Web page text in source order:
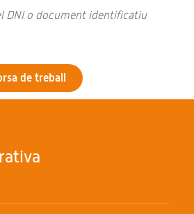
DNI o document identificatiu
de treball